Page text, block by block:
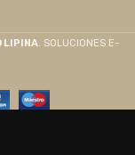
LIPINA. SOLUCIONES E-